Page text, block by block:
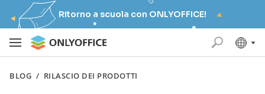
Ritorno a scuola con ONLYOFFICE!
BLOG / RILASCIO DEI PRODOTTI